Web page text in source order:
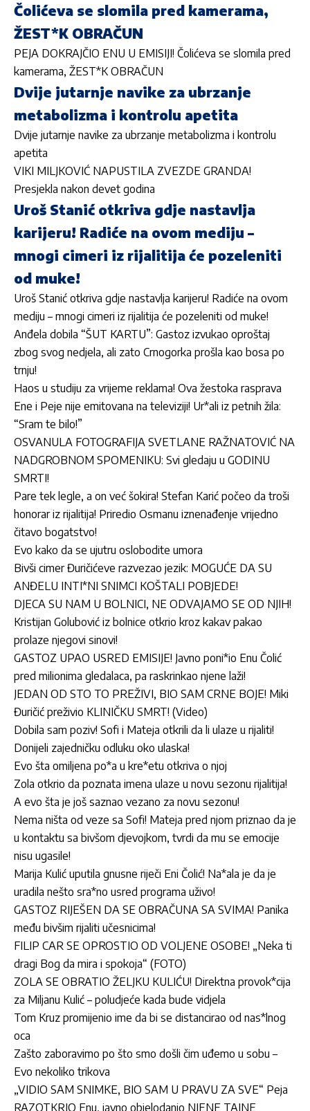
Čolićeva se slomila pred kamerama,
ŽEST*K OBRAČUN
PEJA DOKRAJČIO ENU U EMISIJI! Čolićeva se slomila pred
kamerama, ŽEST*K OBRAČUN
Dvije jutarnje navike za ubrzanje
metabolizma i kontrolu apetita
Dvije jutarnje navike za ubrzanje metabolizma i kontrolu
apetita
VIKI MILJKOVIĆ NAPUSTILA ZVEZDE GRANDA!
Presjekla nakon devet godina
Uroš Stanić otkriva gdje nastavlja
karijeru! Radiće na ovom mediju –
mnogi cimeri iz rijalitija će pozeleniti
od muke!
Uroš Stanić otkriva gdje nastavlja karijeru! Radiće na ovom
mediju – mnogi cimeri iz rijalitija će pozeleniti od muke!
Anđela dobila “ŠUT KARTU”: Gastoz izvukao oproštaj
zbog svog nedjela, ali zato Crnogorka prošla kao bosa po
trnju!
Haos u studiju za vrijeme reklama! Ova žestoka rasprava
Ene i Peje nije emitovana na televiziji! Ur*ali iz petnih žila:
“Sram te bilo!”
OSVANULA FOTOGRAFIJA SVETLANE RAŽNATOVIĆ NA
NADGROBNOM SPOMENIKU: Svi gledaju u GODINU
SMRTI!
Pare tek legle, a on već šokira! Stefan Karić počeo da troši
honorar iz rijalitija! Priredio Osmanu iznenađenje vrijedno
čitavo bogatstvo!
Evo kako da se ujutru oslobodite umora
Bivši cimer Đuričićeve razvezao jezik: MOGUĆE DA SU
ANĐELU INTI*NI SNIMCI KOŠTALI POBJEDE!
DJECA SU NAM U BOLNICI, NE ODVAJAMO SE OD NJIH!
Kristijan Golubović iz bolnice otkrio kroz kakav pakao
prolaze njegovi sinovi!
GASTOZ UPAO USRED EMISIJE! Javno poni*io Enu Čolić
pred milionima gledalaca, pa raskrinkao njene laži!
JEDAN OD STO TO PREŽIVI, BIO SAM CRNE BOJE! Miki
Đuričić preživio KLINIČKU SMRT! (Video)
Dobila sam poziv! Sofi i Mateja otkrili da li ulaze u rijaliti!
Donijeli zajedničku odluku oko ulaska!
Evo šta omiljena po*a u kre*etu otkriva o njoj
Zola otkrio da poznata imena ulaze u novu sezonu rijalitija!
A evo šta je još saznao vezano za novu sezonu!
Nema ništa od veze sa Sofi! Mateja pred njom priznao da je
u kontaktu sa bivšom djevojkom, tvrdi da mu se emocije
nisu ugasile!
Marija Kulić uputila gnusne riječi Eni Čolić! Na*ala je da je
uradila nešto sra*no usred programa uživo!
GASTOZ RIJEŠEN DA SE OBRAČUNA SA SVIMA! Panika
među bivšim rijaliti učesnicima!
FILIP CAR SE OPROSTIO OD VOLJENE OSOBE! „Neka ti
dragi Bog da mira i spokoja“ (FOTO)
ZOLA SE OBRATIO ŽELJKU KULIĆU! Direktna provok*cija
za Miljanu Kulić – poludjeće kada bude vidjela
Tom Kruz promijenio ime da bi se distancirao od nas*lnog
oca
Zašto zaboravimo po što smo došli čim uđemo u sobu –
Evo nekoliko trikova
„VIDIO SAM SNIMKE, BIO SAM U PRAVU ZA SVE“ Peja
RAZOTKRIO Enu, javno objelodanio NJENE TAJNE